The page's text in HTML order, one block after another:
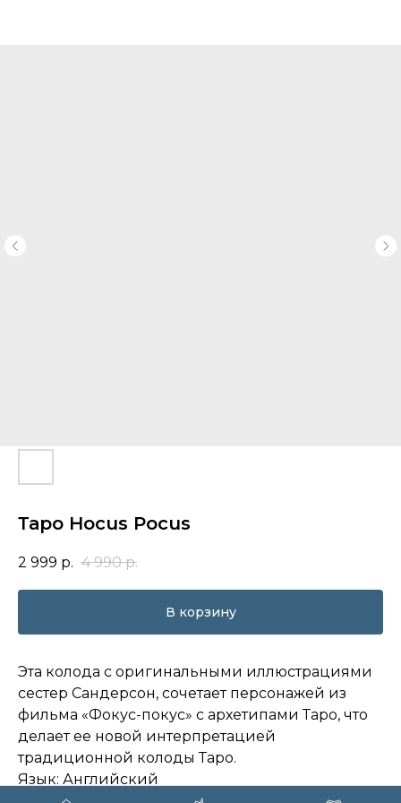
Таро Hocus Pocus
2 999 р. 4 990 р.
В корзину
Эта колода с оригинальными иллюстрациями
сестер Сандерсон, сочетает персонажей из
фильма «Фокус-покус» с архетипами Таро, что
делает ее новой интерпретацией
традиционной колоды Таро.
Язык: Английский